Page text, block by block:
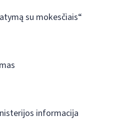
su mokesčiais“
informacija